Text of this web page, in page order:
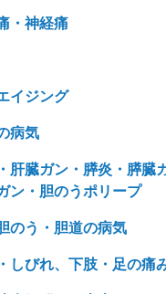
・神経痛
イジング
病気
肝臓ガン・膵炎・膵臓
ン・胆のうポリープ
のう・胆道の病気
しびれ、下肢・足の痛